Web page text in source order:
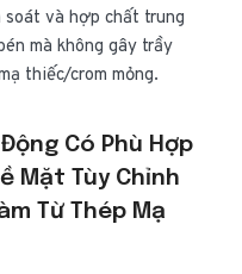
và hợp chất trung
mà không gây trầy
thiếc/crom mỏng.
Có Phù Hợp
Mặt Tùy Chỉnh
Từ Thép Mạ